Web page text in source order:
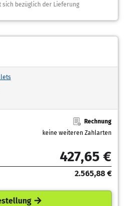
bezüglich der Lieferung
Rechnung
keine weiteren Zahlarten
427,65 €
2.565,88 €